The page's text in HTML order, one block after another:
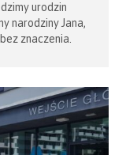
urodzin
narodziny Jana,
znaczenia.
wiekiem […]